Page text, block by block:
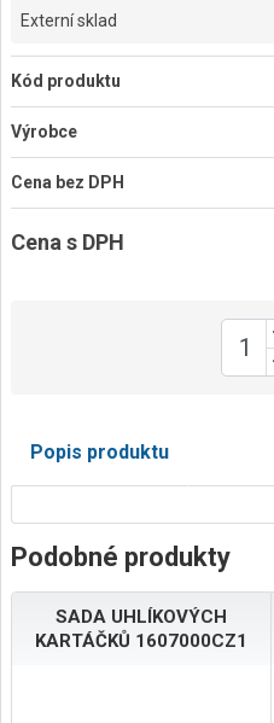
Externí sklad
Kód produktu
Výrobce
Cena bez DPH
Cena s DPH
Popis produktu
Podobné produkty
SADA UHLÍKOVÝCH
KARTÁČKŮ 1607000CZ1